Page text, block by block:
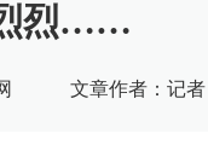
烈烈……
文章作者：记